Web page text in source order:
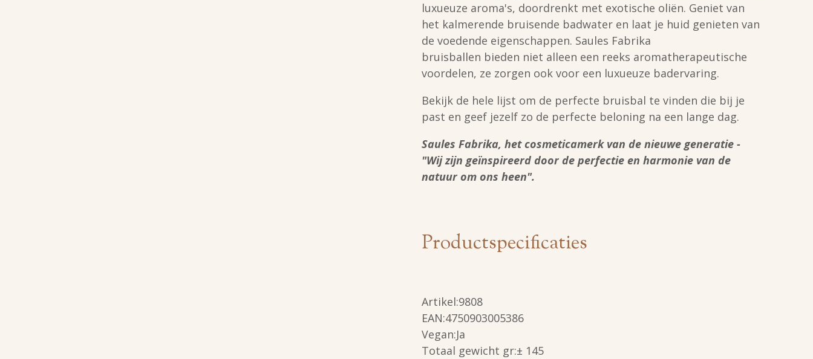
luxueuze aroma's, doordrenkt met exotische oliën. Geniet van
het kalmerende bruisende badwater en laat je huid genieten van
de voedende eigenschappen. Saules Fabrika
bruisballen bieden niet alleen een reeks aromatherapeutische
voordelen, ze zorgen ook voor een luxueuze badervaring.
Bekijk de hele lijst om de perfecte bruisbal te vinden die bij je
past en geef jezelf zo de perfecte beloning na een lange dag.
Saules Fabrika, het cosmeticamerk van de nieuwe generatie -
"Wij zijn geïnspireerd door de perfectie en harmonie van de
natuur om ons heen".
Productspecificaties
Artikel:9808
EAN:4750903005386
Vegan:Ja
Totaal gewicht gr:± 145